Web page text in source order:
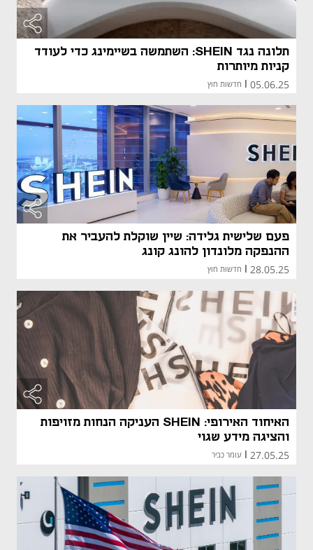
תלונה נגד SHEIN: השתמשה בשיימינג כדי לעודד
קניות מיותרות
05.06.25
| חדשות חוץ
פעם שלישית גלידה: שיין שוקלת להעביר את
ההנפקה מלונדון להונג קונג
28.05.25 חדשות חוץ
האיחוד האירופי: SHEIN העניקה הנחות מזויפות
והציגה מידע שגוי
27.05.25 עומר כביר